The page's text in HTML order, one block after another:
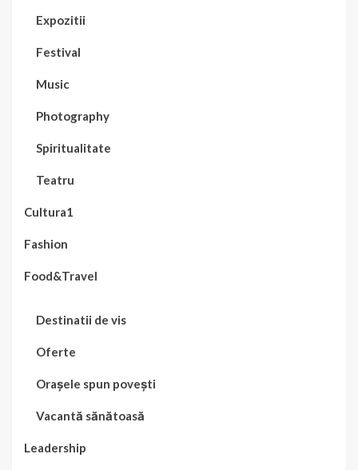
Expozitii
Festival
Music
Photography
Spiritualitate
Teatru
Cultura1
Fashion
Food&Travel
Destinatii de vis
Oferte
Orașele spun povești
Vacantă sănătoasă
Leadership